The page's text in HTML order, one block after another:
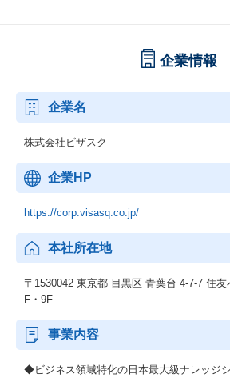
企業情報
企業名
株式会社ビザスク
企業HP
https://corp.visasq.co.jp/
本社所在地
〒1530042 東京都 目黒区 青葉台 4-7-7 住
F・9F
事業内容
◆ビジネス領域特化の日本最大級ナレッジ